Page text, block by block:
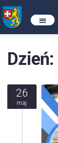
Dzień:
26
maj